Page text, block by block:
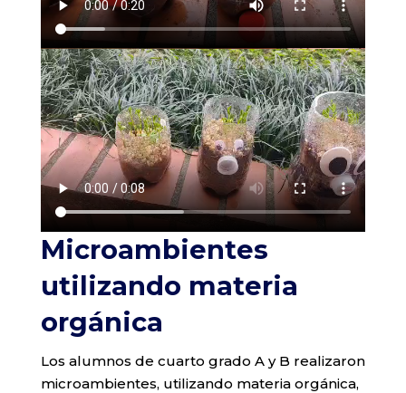
Microambientes
utilizando materia
orgánica
Los alumnos de cuarto grado A y B realizaron
microambientes, utilizando materia orgánica,